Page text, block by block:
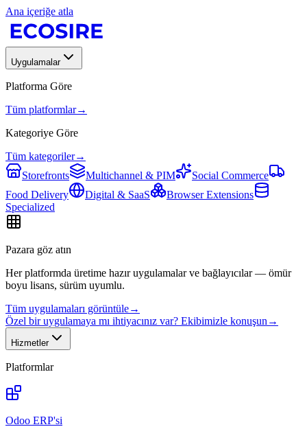
Ana içeriğe atla
Uygulamalar
Platforma Göre
Tüm platformlar→
Kategoriye Göre
Tüm kategoriler→
Storefronts
Multichannel & PIM
Social Commerce
Food Delivery
Digital & SaaS
Browser Extensions
Specialized
Pazara göz atın
Her platformda üretime hazır uygulamalar ve bağlayıcılar — ömür
boyu lisans, sürüm uyumlu.
Tüm uygulamaları görüntüle→
Özel bir uygulamaya mı ihtiyacınız var? Ekibimizle konuşun →
Hizmetler
Platformlar
Odoo ERP'si